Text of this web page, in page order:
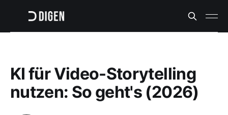
KI für Video-Storytelling
nutzen: So geht's (2026)